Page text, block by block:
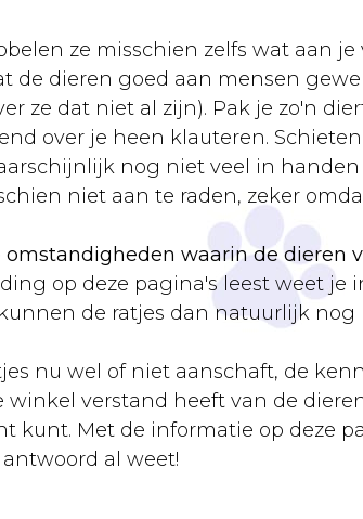
ze misschien zelfs wat aan
de dieren goed aan mensen
ze dat niet al zijn). Pak je zo'n
over je heen klauteren.
nog niet veel in
niet aan te raden, zeker
waarin de dieren
op deze pagina's leest weet je
de ratjes dan natuurlijk nog
nu wel of niet aanschaft, de
verstand heeft van de
kunt. Met de informatie op deze
al weet!